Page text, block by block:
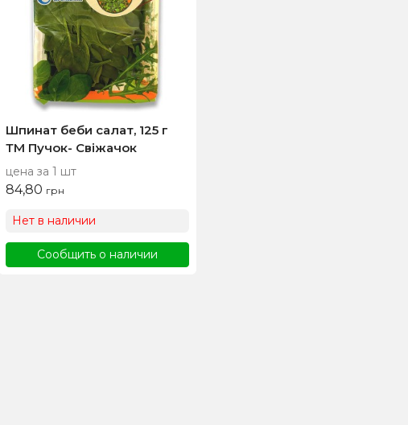
Шпинат беби салат, 125 г
ТМ Пучок- Свіжачок
цена за 1 шт
84,80 грн
Нет в наличии
Сообщить о наличии